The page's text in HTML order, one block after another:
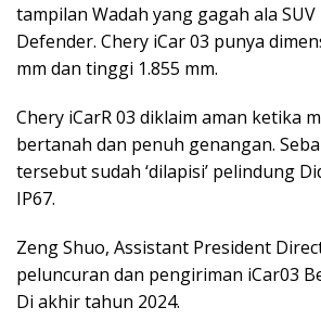
tampilan Wadah yang gagah ala SUV
Defender. Chery iCar 03 punya
mm dan tinggi 1.855 mm.
Chery iCarR 03 diklaim aman ketika
bertanah dan penuh genangan.
tersebut sudah ‘dilapisi’ pelindung
IP67.
Zeng Shuo, Assistant President
peluncuran dan pengiriman iCar03
Di akhir tahun 2024.